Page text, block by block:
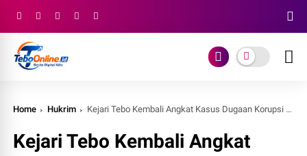
Home Hukrim Kejari Tebo Kembali Angkat Kasus Dugaan Korupsi Dana PNPM MP Rimbo Bujang
Kejari Tebo Kembali Angkat